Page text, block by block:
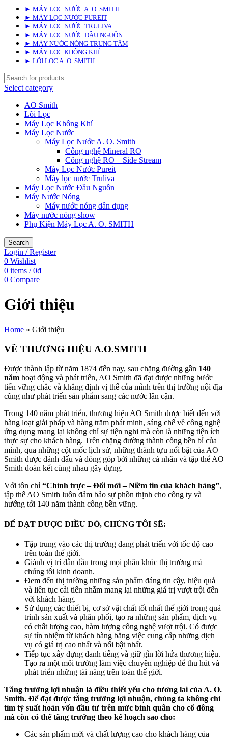
► MÁY LỌC NƯỚC A. O. SMITH
► MÁY LỌC NƯỚC PUREIT
► MÁY LỌC NƯỚC TRULIVA
► MÁY LỌC NƯỚC ĐẦU NGUỒN
► MÁY NƯỚC NÓNG TRUNG TÂM
► MÁY LỌC KHÔNG KHÍ
► LÕI LỌC A. O. SMITH
Select category
AO Smith
Lõi Lọc
Máy Lọc Không Khí
Máy Lọc Nước
Máy Lọc Nước A. O. Smith
Công nghệ Mineral RO
Công nghệ RO – Side Stream
Máy Lọc Nước Pureit
Máy lọc nước Truliva
Máy Lọc Nước Đầu Nguồn
Máy Nước Nóng
Máy nước nóng dân dụng
Máy nước nóng show
Phụ Kiện Máy Lọc A. O. SMITH
Search
Login / Register
0 Wishlist
0 items / 0₫
0 Compare
Giới thiệu
Home » Giới thiệu
VỀ THƯƠNG HIỆU A.O.SMITH
Được thành lập từ năm 1874 đến nay, sau chặng đường gần 140
năm hoạt động và phát triển, AO Smith đã đạt được những bước
tiến vững chắc và khẳng định vị thế của mình trên thị trường nội địa
cũng như phát triển sản phẩm sang các nước lân cận.
Trong 140 năm phát triển, thương hiệu AO Smith được biết đến với
hàng loạt giải pháp và hàng trăm phát minh, sáng chế về công nghệ
ứng dụng mang lại không chỉ sự tiện nghi mà còn là những tiện ích
thực sự cho khách hàng. Trên chặng đường thành công bền bỉ của
mình, qua những cột mốc lịch sử, những thành tựu nổi bật của AO
Smith được đánh dấu và đóng góp bởi những cá nhân và tập thể AO
Smith đoàn kết cùng nhau gây dựng.
Với tôn chỉ “Chính trực – Đổi mới – Niềm tin của khách hàng”,
tập thể AO Smith luôn đảm bảo sự phồn thịnh cho công ty và
hướng tới 140 năm thành công bền vững.
ĐỂ ĐẠT ĐƯỢC ĐIỀU ĐÓ, CHÚNG TÔI SẼ:
Tập trung vào các thị trường đang phát triển với tốc độ cao
trên toàn thế giới.
Giành vị trí dẫn đầu trong mọi phân khúc thị trường mà
chúng tôi kinh doanh.
Đem đến thị trường những sản phẩm đáng tin cậy, hiệu quả
và liên tục cải tiến nhằm mang lại những giá trị vượt trội đến
với khách hàng.
Sử dụng các thiết bị, cơ sở vật chất tốt nhất thế giới trong quá
trình sản xuất và phân phối, tạo ra những sản phẩm, dịch vụ
có chất lượng cao, hàm lượng công nghệ vượt trội. Có được
sự tín nhiệm từ khách hàng bằng việc cung cấp những dịch
vụ có giá trị cao nhất và nổi bật nhất.
Tiếp tục xây dựng danh tiếng và giữ gìn lời hứa thương hiệu.
Tạo ra một môi trường làm việc chuyên nghiệp để thu hút và
phát triển những tài năng trên toàn thế giới.
Tăng trưởng lợi nhuận là điều thiết yếu cho tương lai của A. O.
Smith. Để đạt được tăng trưởng lợi nhuận, chúng ta không chỉ
tìm tỷ suất hoàn vốn đầu tư trên mức bình quân cho cổ đông
mà còn có thể tăng trưởng theo kế hoạch sao cho:
Các sản phẩm mới và chất lượng cao cho khách hàng của